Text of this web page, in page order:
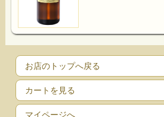
お店のトップへ戻る
カートを見る
マイページへ